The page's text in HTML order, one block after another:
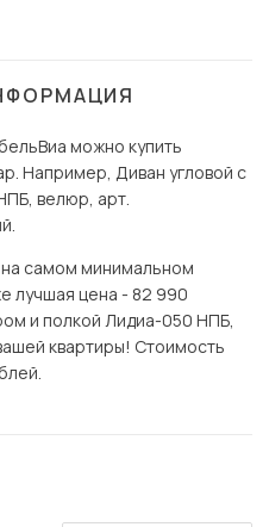
можно купить
Например, Диван угловой с
велюр, арт.
самом минимальном
лучшая цена - 82 990
и полкой Лидиа-050 НПБ,
квартиры! Стоимость